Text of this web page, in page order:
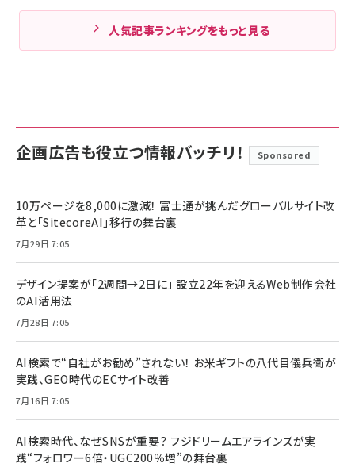
人気記事ランキングをもっと見る
企画広告も役立つ情報バッチリ！ Sponsored
10万ページを8,000に激減！ 富士通が挑んだグローバルサイト改
革と「SitecoreAI」移行の舞台裏
7月29日 7:05
デザイン提案が「2週間→2日に」 設立22年を迎えるWeb制作会社
のAI活用法
7月28日 7:05
AI検索で“自社がお勧め”されない！ お米ギフトの八代目儀兵衛が
実践、GEO時代のECサイト改善
7月16日 7:05
AI検索時代、なぜSNSが重要？ フジドリームエアラインズが実
践“フォロワー6倍・UGC200％増”の舞台裏